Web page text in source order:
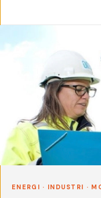
ENERGI · INDUSTRI ·